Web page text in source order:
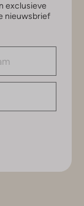
exclusieve
nieuwsbrief